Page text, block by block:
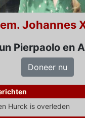
Johannes
Pierpaolo en
Doneer nu
Hurck is overleden